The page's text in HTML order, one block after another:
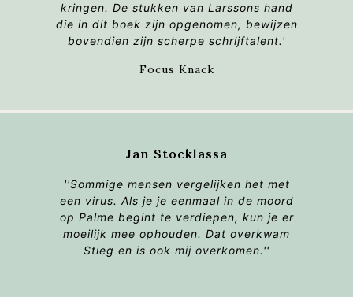
kringen. De stukken van Larssons hand
die in dit boek zijn opgenomen, bewijzen
bovendien zijn scherpe schrijftalent.'
Focus Knack
Jan Stocklassa
''Sommige mensen vergelijken het met
een virus. Als je je eenmaal in de moord
op Palme begint te verdiepen, kun je er
moeilijk mee ophouden. Dat overkwam
Stieg en is ook mij overkomen.''